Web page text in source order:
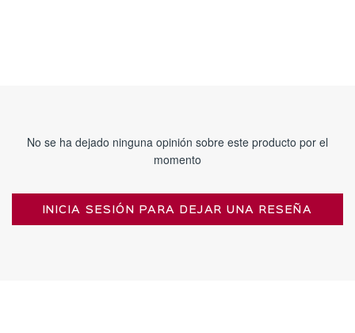
No se ha dejado ninguna opinión sobre este producto por el
momento
INICIA SESIÓN PARA DEJAR UNA RESEÑA